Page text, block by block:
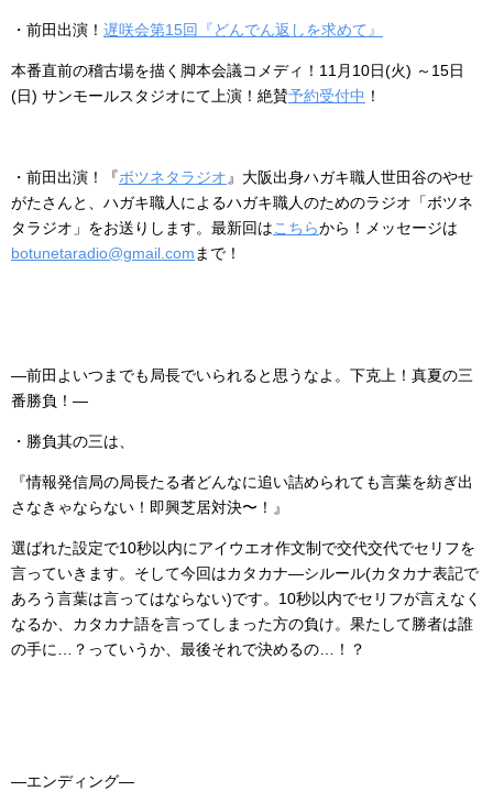
・前田出演！ 遅咲会第15回『どんでん返しを求めて』
本番直前の稽古場を描く脚本会議コメディ！11月10日(火) ～15日
(日) サンモールスタジオにて上演！絶賛予約受付中 ！
・前田出演！『ボツネタラジオ 』大阪出身ハガキ職人世田谷のやせ
がたさんと、ハガキ職人によるハガキ職人のためのラジオ「ボツネ
タラジオ」をお送りします。最新回はこちらから！メッセージは
botunetaradio@gmail.com まで！
―前田よいつまでも局長でいられると思うなよ。下克上！真夏の三
番勝負！―
・勝負其の三は、
『情報発信局の局長たる者どんなに追い詰められても言葉を紡ぎ出
さなきゃならない！即興芝居対決〜！』
選ばれた設定で10秒以内にアイウエオ作文制で交代交代でセリフを
言っていきます。そして今回はカタカナ―シルール(カタカナ表記で
あろう言葉は言ってはならない)です。10秒以内でセリフが言えなく
なるか、カタカナ語を言ってしまった方の負け。果たして勝者は誰
の手に…？っていうか、最後それで決めるの…！？
―エンディング―